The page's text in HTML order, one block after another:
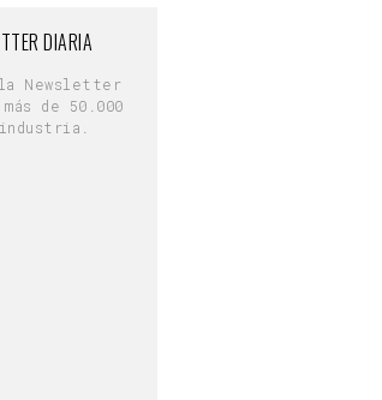
DIARIA
Newsletter
de 50.000